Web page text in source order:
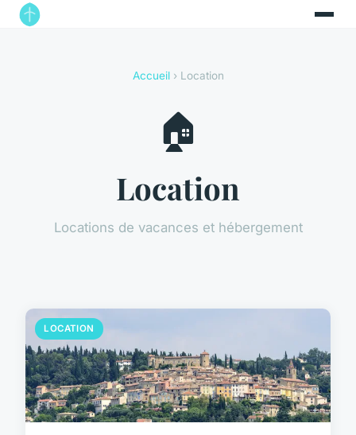
Accueil› Location
🏠
Location
Locations de vacances et hébergement
LOCATION